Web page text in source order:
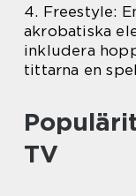
4. Freestyle:
akrobatiska
inkludera
tittarna en
TV